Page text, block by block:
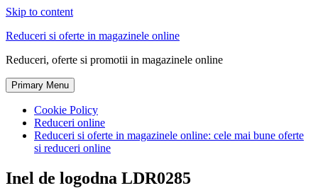
Skip to content
Reduceri si oferte in magazinele online
Reduceri, oferte si promotii in magazinele online
Primary Menu
Cookie Policy
Reduceri online
Reduceri si oferte in magazinele online: cele mai bune oferte
si reduceri online
Inel de logodna LDR0285